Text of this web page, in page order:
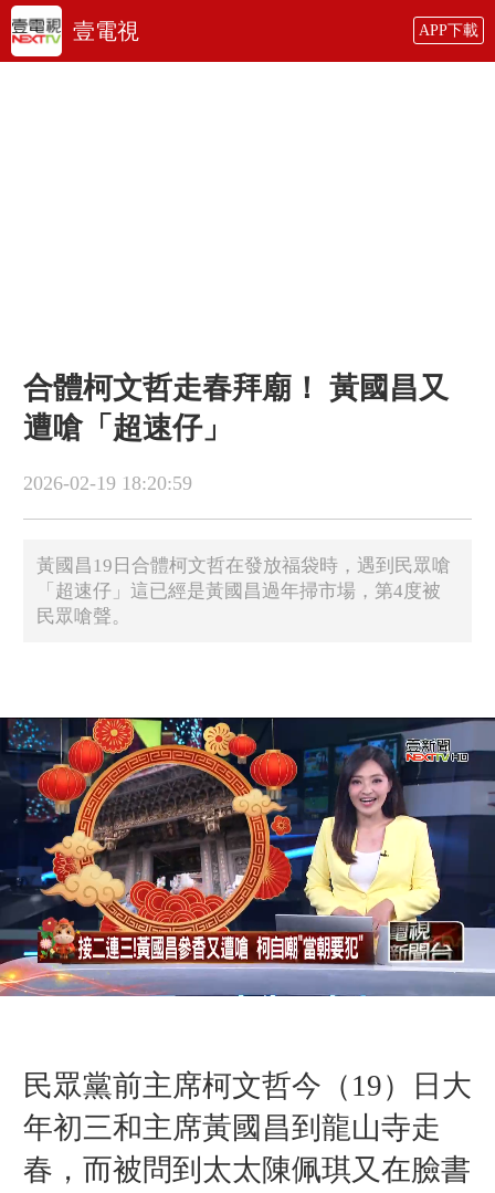
壹電視 APP下載
合體柯文哲走春拜廟！ 黃國昌又
遭嗆「超速仔」
2026-02-19 18:20:59
黃國昌19日合體柯文哲在發放福袋時，遇到民眾嗆
「超速仔」這已經是黃國昌過年掃市場，第4度被
民眾嗆聲。
民眾黨前主席柯文哲今（19）日大
年初三和主席黃國昌到龍山寺走
春，而被問到太太陳佩琪又在臉書